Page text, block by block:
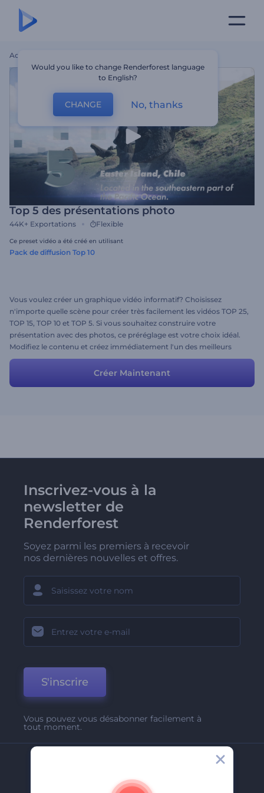
Accueil
Top 5 des présentations photo
44K+ Exportations Flexible
Ce preset vidéo a été créé en utilisant
Pack de diffusion Top 10
Vous voulez créer un graphique vidéo informatif? Choisissez
n'importe quelle scène pour créer très facilement les vidéos TOP 25,
TOP 15, TOP 10 et TOP 5. Si vous souhaitez construire votre
présentation avec des photos, ce préréglage est votre choix idéal.
Modifiez le contenu et créez immédiatement l'un des meilleurs
graphiques vidéo les plus attirants et les plus professionnels!
Créer Maintenant
Inscrivez-vous à la
newsletter de
Renderforest
Soyez parmi les premiers à recevoir
nos dernières nouvelles et offres.
S'inscrire
Vous pouvez vous désabonner facilement à
tout moment.
A Propos De Nous
Would you like to change Renderforest language
to English?
CHANGE No, thanks